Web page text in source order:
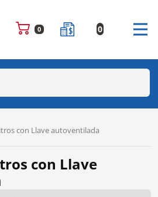
0 0
con Llave autoventilada
con Llave